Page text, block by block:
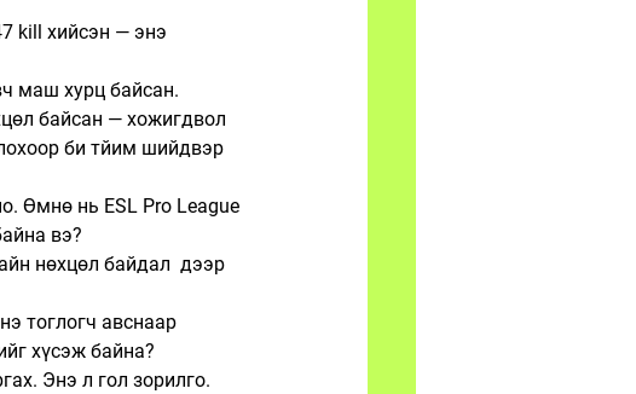
kill хийсэн — энэ
маш хурц байсан.
байсан — хожигдвол
би тйим шийдвэр
Өмнө нь ESL Pro League
вэ?
нөхцөл байдал  дээр
тоглогч авснаар
хүсэж байна?
Энэ л гол зорилго.